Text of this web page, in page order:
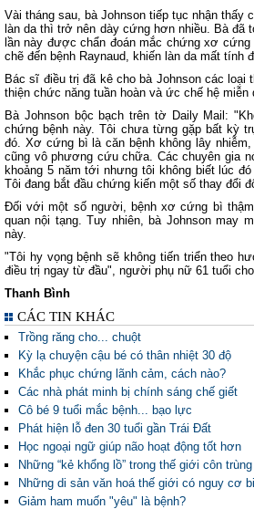
Vài tháng sau, bà Johnson tiếp tục nhận
làn da thì trở nên dày cứng hơn nhiều. Bà đã
lần này được chẩn đoán mắc chứng xơ
chẽ đến bệnh Raynaud, khiến làn da mất tính
Bác sĩ điều trị đã kê cho bà Johnson các loại
thiện chức năng tuần hoàn và ức chế hệ miễn
Bà Johnson bộc bạch trên tờ Daily Mail:
chứng bệnh này. Tôi chưa từng gặp bất kỳ
đó. Xơ cứng bì là căn bệnh không lây
cũng vô phương cứu chữa. Các chuyên gia
khoảng 5 năm tới nhưng tôi không biết lúc
Tôi đang bắt đầu chứng kiến một số thay đổi
Đối với một số người, bệnh xơ cứng bì
quan nội tạng. Tuy nhiên, bà Johnson may
này.
"Tôi hy vọng bệnh sẽ không tiến triển theo
điều trị ngay từ đầu", người phụ nữ 61 tuổi
Thanh Bình
CÁC TIN KHÁC
Trồng răng cho... chuột
Kỳ lạ chuyện cậu bé có thân nhiệt 30 độ
Khắc phục chứng lãnh cảm, cách nào?
Các nhà phát minh bị chính sáng chế giết
Cô bé 9 tuổi mắc bệnh... bạo lực
Phát hiện lỗ đen 30 tuổi gần Trái Đất
Học ngoại ngữ giúp não hoạt động tốt hơn
Những “kẻ khổng lồ” trong thế giới côn trùng
Những di sản văn hoá thế giới có nguy cơ
Giảm ham muốn "yêu" là bệnh?